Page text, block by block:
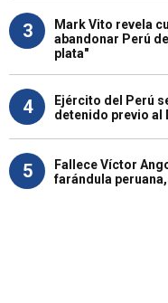
3
Mark Vito revela
abandonar Perú
plata"
4
Ejército del Perú
detenido previo al
5
Fallece Víctor
farándula